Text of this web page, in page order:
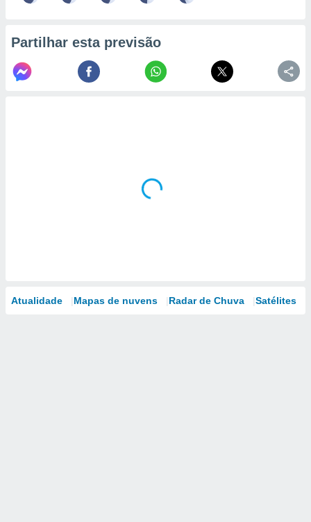
Partilhar esta previsão
Atualidade Mapas de nuvens Radar de Chuva Satélites